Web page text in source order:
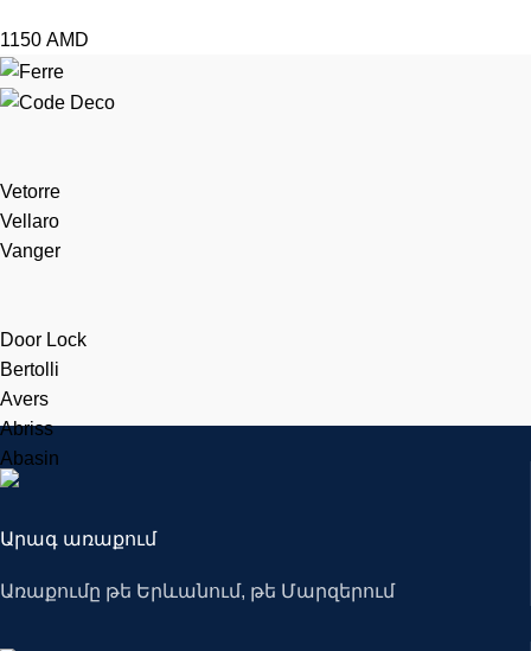
1150 AMD
Vetorre
Vellaro
Vanger
Door Lock
Bertolli
Avers
Abriss
Abasin
Արագ առաքում
Առաքումը թե Երևանում, թե Մարզերում